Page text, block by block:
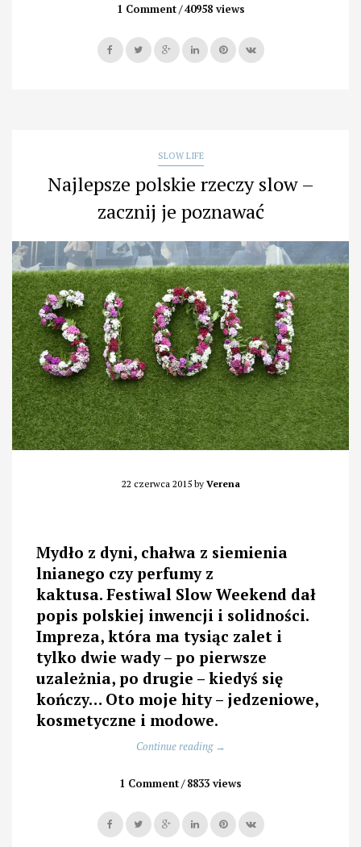
w
czyli
łowić
1 Comment 40958 views
SLOW LIFE
Najlepsze polskie rzeczy slow –
zacznij je poznawać
22 czerwca 2015by Verena
Mydło z dyni, chałwa z siemienia
lnianego czy perfumy z
kaktusa. Festiwal Slow Weekend dał
popis polskiej inwencji i solidności.
Impreza, która ma tysiąc zalet i
tylko dwie wady – po pierwsze
uzależnia, po drugie – kiedyś się
kończy… Oto moje hity – jedzeniowe,
kosmetyczne i modowe.
Continue reading „Najlepsze
rzeczy
–
zacznij
→
1 Comment 8833 views